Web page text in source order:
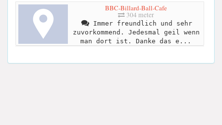
BBC-Billard-Ball-Cafe
304 meter
Immer freundlich und sehr
zuvorkommend. Jedesmal geil wenn
man dort ist. Danke das e...